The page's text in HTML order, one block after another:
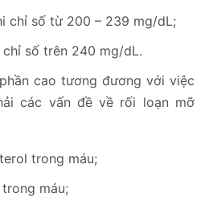
chỉ số từ 200 – 239 mg/dL;
chỉ số trên 240 mg/dL.
cao tương đương với việc
các vấn đề về rối loạn mỡ
trong máu;
máu;